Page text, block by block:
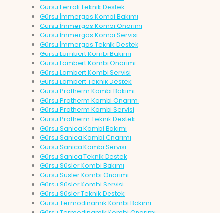
Gürsu Ferroli Teknik Destek
Gürsu İmmergas Kombi Bakımı
Gürsu İmmergas Kombi Onarımı
Gürsu İmmergas Kombi Servisi
Gürsu İmmergas Teknik Destek
Gürsu Lambert Kombi Bakımı
Gürsu Lambert Kombi Onarımı
Gürsu Lambert Kombi Servisi
Gürsu Lambert Teknik Destek
Gürsu Protherm Kombi Bakımı
Gürsu Protherm Kombi Onarımı
Gürsu Protherm Kombi Servisi
Gürsu Protherm Teknik Destek
Gürsu Sanica Kombi Bakımı
Gürsu Sanica Kombi Onarımı
Gürsu Sanica Kombi Servisi
Gürsu Sanica Teknik Destek
Gürsu Süsler Kombi Bakımı
Gürsu Süsler Kombi Onarımı
Gürsu Süsler Kombi Servisi
Gürsu Süsler Teknik Destek
Gürsu Termodinamik Kombi Bakımı